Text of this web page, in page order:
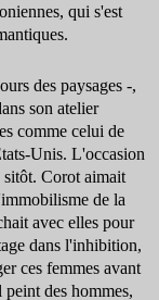
qui s'est
des paysages -,
son atelier
comme celui de
Unis. L'occasion
sitôt. Corot aimait
de la
avec elles pour
dans l'inhibition,
ces femmes avant
des hommes,